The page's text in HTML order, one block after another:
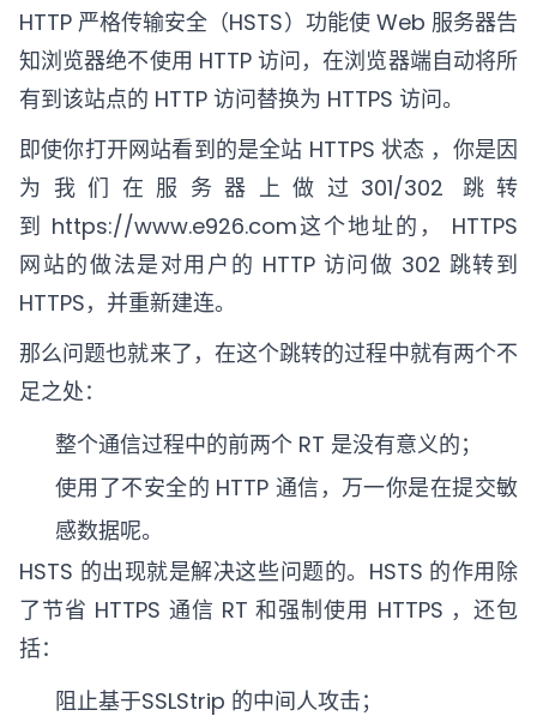
HTTP 严格传输安全（HSTS）功能使 Web 服务器告
知浏览器绝不使用 HTTP 访问，在浏览器端自动将所
有到该站点的 HTTP 访问替换为 HTTPS 访问。
即使你打开网站看到的是全站 HTTPS 状态 ，你是因
为我们在服务器上做过301/302 跳转
到 https://www.e926.com这个地址的， HTTPS
网站的做法是对用户的 HTTP 访问做 302 跳转到
HTTPS，并重新建连。
那么问题也就来了，在这个跳转的过程中就有两个不
足之处：
整个通信过程中的前两个 RT 是没有意义的；
使用了不安全的 HTTP 通信，万一你是在提交敏
感数据呢。
HSTS 的出现就是解决这些问题的。HSTS 的作用除
了节省 HTTPS 通信 RT 和强制使用 HTTPS ，还包
括：
阻止基于SSLStrip 的中间人攻击；